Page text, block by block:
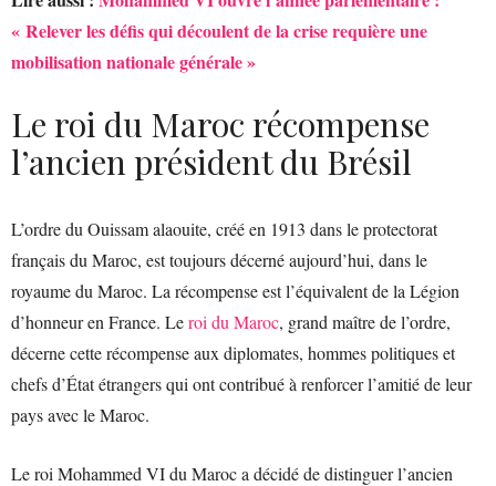
« Relever les défis qui découlent de la crise requière une
mobilisation nationale générale »
Le roi du Maroc récompense
l’ancien président du Brésil
L’ordre du Ouissam alaouite, créé en 1913 dans le protectorat
français du Maroc, est toujours décerné aujourd’hui, dans le
royaume du Maroc. La récompense est l’équivalent de la Légion
d’honneur en France. Leroi du Maroc, grand maître de l’ordre,
décerne cette récompense aux diplomates, hommes politiques et
chefs d’État étrangers qui ont contribué à renforcer l’amitié de leur
pays avec le Maroc.
Le roi Mohammed VI du Maroc a décidé de distinguer l’ancien